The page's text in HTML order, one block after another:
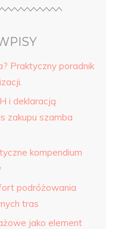
Praktyczny poradnik
i deklaracją
zakupu szamba
kompendium
podróżowania
tras
jako element